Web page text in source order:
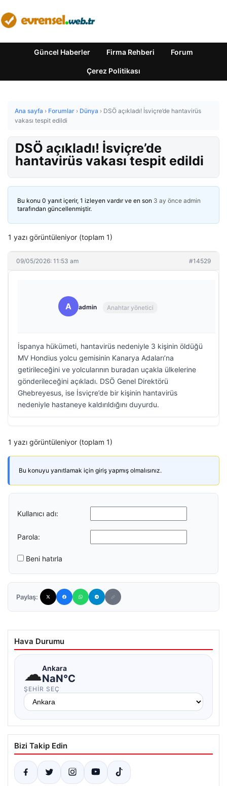
Güncel Haberler Firma Rehberi Forum
Çerez Politikası
Ana sayfa › Forumlar › Dünya › DSÖ açıkladı! İsviçre’de hantavirüs
vakası tespit edildi
DSÖ açıkladı! İsviçre’de
hantavirüs vakası tespit edildi
Bu konu 0 yanıt içerir, 1 izleyen vardır ve en son 3 ay önce admin
tarafından güncellenmiştir.
1 yazı görüntüleniyor (toplam 1)
09/05/2026: 11:53 am #14529
A admin Anahtar yönetici
İspanya hükümeti, hantavirüs nedeniyle 3 kişinin öldüğü
MV Hondius yolcu gemisinin Kanarya Adaları’na
getirileceğini ve yolcularının buradan uçakla ülkelerine
gönderileceğini açıkladı. DSÖ Genel Direktörü
Ghebreyesus, ise İsviçre’de bir kişinin hantavirüs
nedeniyle hastaneye kaldırıldığını duyurdu.
1 yazı görüntüleniyor (toplam 1)
Bu konuyu yanıtlamak için giriş yapmış olmalısınız.
Kullanıcı adı:
Parola:
Beni hatırla
Paylaş:
Hava Durumu
☁Ankara
NaN°C
ŞEHIR SEÇ
Bizi Takip Edin